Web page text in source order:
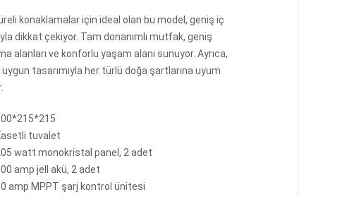
konaklamalar için ideal olan bu model, geniş iç
dikkat çekiyor. Tam donanımlı mutfak, geniş
alanları ve konforlu yaşam alanı sunuyor. Ayrıca,
tasarımıyla her türlü doğa şartlarına uyum
tuvalet
watt monokristal panel, 2 adet
amp jell akü, 2 adet
amp MPPT şarj kontrol ünitesi